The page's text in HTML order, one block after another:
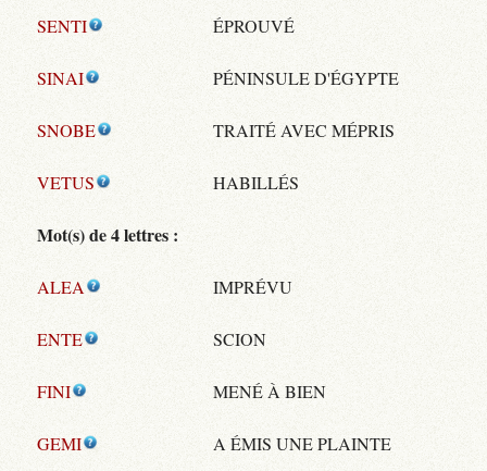
SENTI ÉPROUVÉ
SINAI PÉNINSULE D'ÉGYPTE
SNOBE TRAITÉ AVEC MÉPRIS
VETUS HABILLÉS
Mot(s) de 4 lettres :
ALEA IMPRÉVU
ENTE SCION
FINI MENÉ À BIEN
GEMI A ÉMIS UNE PLAINTE